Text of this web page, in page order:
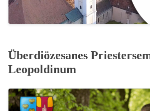
Überdiözesanes
Leopoldinum